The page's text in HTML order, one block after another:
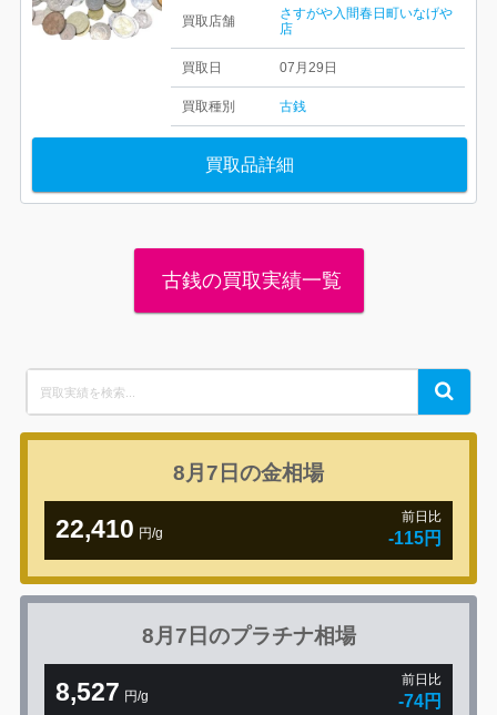
買取店舗
さすがや入間春日町いなげや
店
買取日 07月29日
買取種別 古銭
買取品詳細
古銭の買取実績一覧
for:
Search
8月7日の金相場
22,410 円/g
前日比
-115円
8月7日のプラチナ相場
8,527 円/g
前日比
-74円